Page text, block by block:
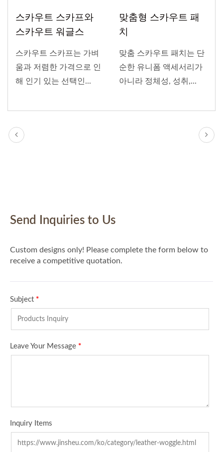
스카우트 스카프와
스카우트 워글스
스카우트 스카프는 가벼
움과 저렴한 가격으로 인
해 인기 있는 선택인...
맞춤형 스카우트 패
치
맞춤 스카우트 패치는 단
순한 유니폼 액세서리가
아니라 정체성, 성취,...